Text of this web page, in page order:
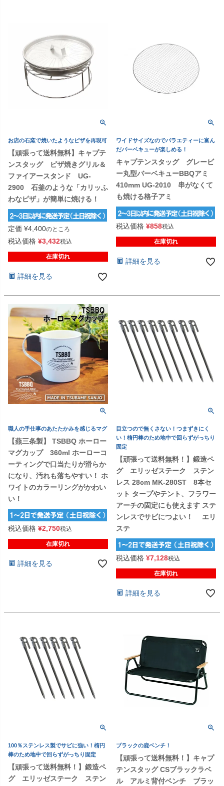
お店の石窯で焼いたようなピザを再現可
【頑張って送料無料】キャプテ
ンスタッグ ピザ焼きグリル＆
ファイアースタンド UG-
2900 石釜のような「カリッふ
わなピザ」が簡単に焼ける！
定価 ¥4,400のところ
税込価格 ¥3,432税込
在庫切れ
詳細を見る
ワイドサイズなのでバラエティーに富ん
だバーベキューが楽しめる！
キャプテンスタッグ グレービ
ー丸型バーベキューBBQアミ
410mm UG-2010 串がなくて
も焼ける格子アミ
税込価格 ¥858税込
在庫切れ
詳細を見る
職人の手仕事のあたたかみを感じるマグ
【燕三条製】 TSBBQ ホーロー
マグカップ 360ml ホーローコ
ーティングで口当たりが滑らか
になり、汚れも落ちやすい！ ホ
ワイトのカラーリングがかわい
い！
税込価格 ¥2,750税込
在庫切れ
詳細を見る
目立つので無くさない！つまずきにく
い！楕円棒のため地中で回らずがっちり
固定
【頑張って送料無料！】鍛造ペ
グ エリッゼステーク ステン
レス 28cm MK-280ST 8本セ
ット タープやテント、フラワー
アーチの固定にも使えます ステ
ンレスでサビにつよい！ エリ
ステ
税込価格 ¥7,128税込
在庫切れ
詳細を見る
100％ステンレス製でサビに強い！楕円
棒のため地中で回らずがっちり固定
【頑張って送料無料！】鍛造ペ
グ エリッゼステーク ステン
ブラックの鹿ベンチ！
【頑張って送料無料！】キャプ
テンスタッグ CSブラックラベ
ル アルミ背付ベンチ ブラッ